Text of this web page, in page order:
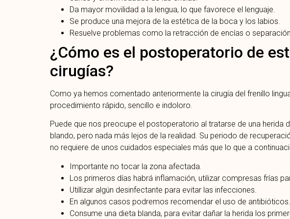
Da mayor movilidad a la lengua, lo que favorece el lenguaje.
Se produce una mejora de la estética de la boca y los labios.
Resuelve problemas como la retracción de encías o
¿Cómo es el postoperatorio de
cirugías?
Como ya hemos comentado anteriormente la cirugía del frenillo
procedimiento rápido, sencillo e indoloro.
Puede que nos preocupe el postoperatorio al tratarse de una herida
blando, pero nada más lejos de la realidad. Su periodo de
no requiere de unos cuidados especiales más que lo que a
Importante no tocar la zona afectada.
Los primeros días habrá inflamación, utilizar compresas frías
Utillizar algún desinfectante para evitar las infecciones.
En algunos casos podremos recomendar el uso de antibióticos.
Consume una dieta blanda, para evitar dañar la herida los